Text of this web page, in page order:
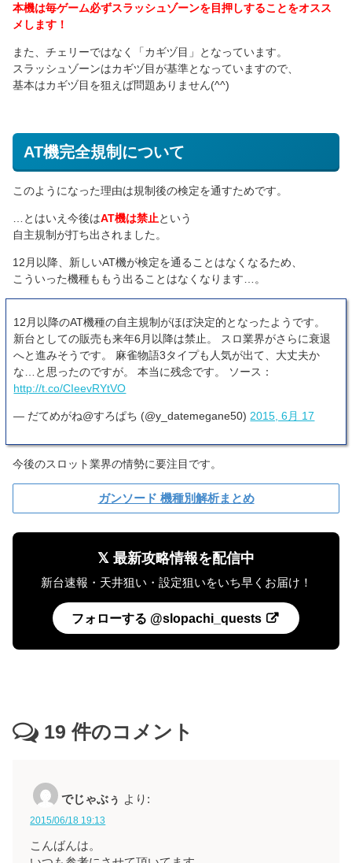
本機は毎ゲーム必ずスラッシュゾーンを目押しすることをオスス
メします！
また、チェリーではなく「カギヅ目」となっています。
スラッシュゾーンはカギヅ目が基準となっていますので、
基本はカギヅ目を狙えば問題ありません(^^)
AT機完全規制について
このようになった理由は規制後の検定を通すためです。
…とはいえ今後はAT機は禁止という
自主規制が打ち出されました。
12月以降、新しいAT機が検定を通ることはなくなるため、
こういった機種ももう出ることはなくなります…。
12月以降のAT機種の自主規制がほぼ決定的となったようです。
新台としての販売も来年6月以降は禁止。 スロ業界がさらに衰退
へと進みそうです。 麻雀物語3タイプも人気が出て、大丈夫か
な…と思ったのですが。 本当に残念です。 ソース：
http://t.co/CIeevRYtVO
— だてめがね@すろぱち (@y_datemegane50)2015, 6月 17
今後のスロット業界の情勢に要注目です。
ガンソード 機種別解析まとめ
𝕏 最新攻略情報を配信中
新台速報・天井狙い・設定狙いをいち早くお届け！
フォローする @slopachi_quests
19 件のコメント
でじゃぶぅ より:
2015/06/18 19:13
こんばんは。